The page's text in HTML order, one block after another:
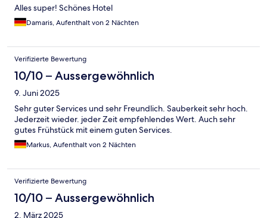
Alles super! Schönes Hotel
Damaris, Aufenthalt von 2 Nächten
Verifizierte Bewertung
10/10 – Aussergewöhnlich
9. Juni 2025
Sehr guter Services und sehr Freundlich. Sauberkeit sehr hoch.
Jederzeit wieder. jeder Zeit empfehlendes Wert. Auch sehr
gutes Frühstück mit einem guten Services.
Markus, Aufenthalt von 2 Nächten
Verifizierte Bewertung
10/10 – Aussergewöhnlich
2. März 2025